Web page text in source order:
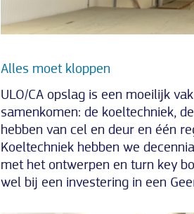
Alles moet kloppen
ULO/CA opslag is een moeilijk
samenkomen: de koeltechniek,
hebben van cel en deur en één
Koeltechniek hebben we
met het ontwerpen en turn key
wel bij een investering in een